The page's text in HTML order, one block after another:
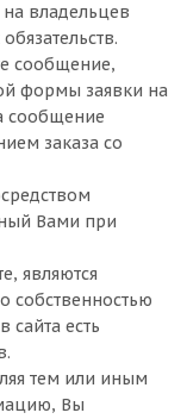
владельцев
сообщение,
формы заявки на
сообщение
заказа со
Вами при
являются
собственностью
сайта есть
тем или иным
Вы